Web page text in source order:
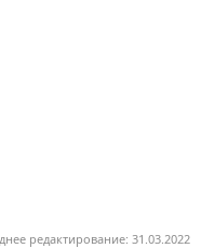
редактирование: 31.03.2022